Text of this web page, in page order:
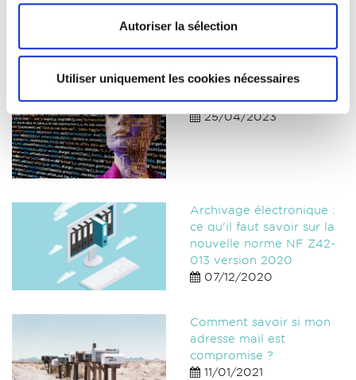
Autoriser la sélection
Utiliser uniquement les cookies nécessaires
1ere année d’activité
13/10/2020
Chat GPT - épisode
introductif
25/04/2023
Archivage électronique :
ce qu'il faut savoir sur la
nouvelle norme NF Z42-
013 version 2020
07/12/2020
Comment savoir si mon
adresse mail est
compromise ?
11/01/2021